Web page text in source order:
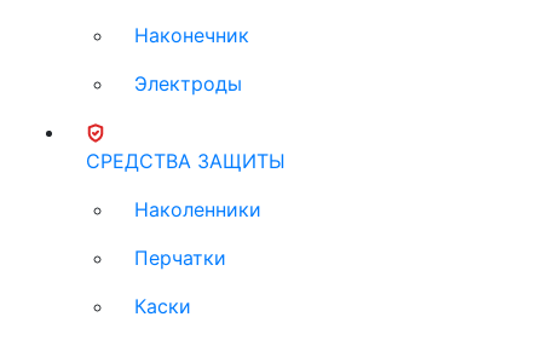
Наконечник
Электроды
СРЕДСТВА ЗАЩИТЫ
Наколенники
Перчатки
Каски